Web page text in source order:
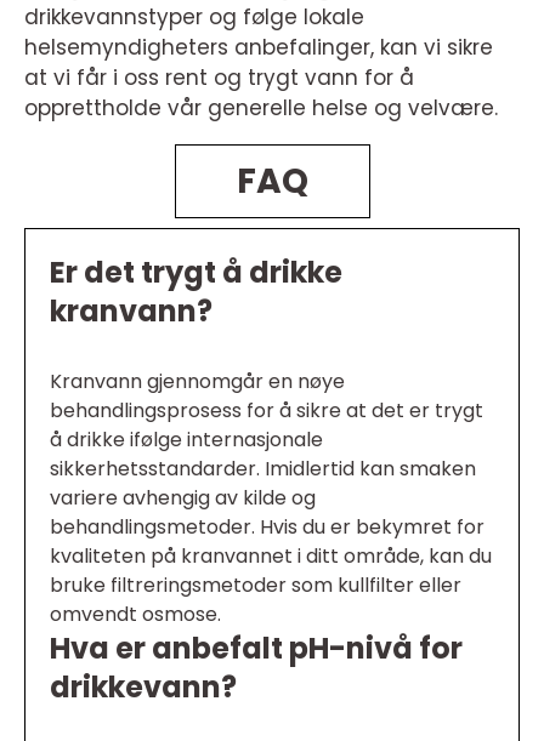
drikkevannstyper og følge lokale
helsemyndigheters anbefalinger, kan vi sikre
at vi får i oss rent og trygt vann for å
opprettholde vår generelle helse og velvære.
FAQ
Er det trygt å drikke
kranvann?
Kranvann gjennomgår en nøye
behandlingsprosess for å sikre at det er trygt
å drikke ifølge internasjonale
sikkerhetsstandarder. Imidlertid kan smaken
variere avhengig av kilde og
behandlingsmetoder. Hvis du er bekymret for
kvaliteten på kranvannet i ditt område, kan du
bruke filtreringsmetoder som kullfilter eller
omvendt osmose.
Hva er anbefalt pH-nivå for
drikkevann?